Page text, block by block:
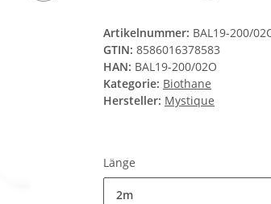
Artikelnummer: BAL19-200/
GTIN: 8586016378583
HAN: BAL19-200/02O
Kategorie: Biothane
Hersteller: Mystique
Länge
2m